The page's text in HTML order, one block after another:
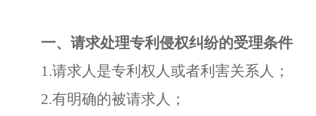
一、请求处理专利侵权纠纷的受理条件
1.请求人是专利权人或者利害关系人；
2.有明确的被请求人；